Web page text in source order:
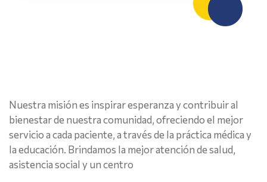
Nuestra misión es inspirar esperanza y contribuir al
bienestar de nuestra comunidad, ofreciendo el mejor
servicio a cada paciente, a través de la práctica médica y
la educación. Brindamos la mejor atención de salud,
asistencia social y un centro